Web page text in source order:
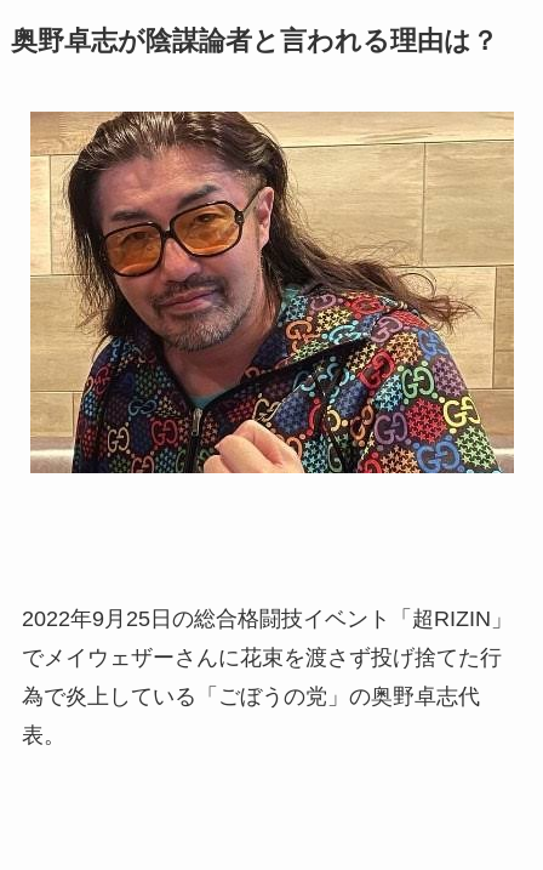
奥野卓志が陰謀論者と言われる理由は？
2022年9月25日の総合格闘技イベント「超RIZIN」
でメイウェザーさんに花束を渡さず投げ捨てた行
為で炎上している「ごぼうの党」の奥野卓志代
表。